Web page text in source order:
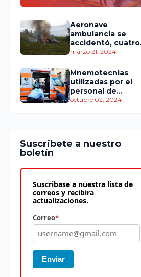
Aeronave
ambulancia se
accidentó, cuatro
personas murieron
marzo 21, 2024
Mnemotecnias
utilizadas por el
personal de
atención
octubre 02, 2024
Suscribete a nuestro
boletín
Suscribase a nuestra lista de
correos y recibira
actualizaciones.
Correo*
Enviar